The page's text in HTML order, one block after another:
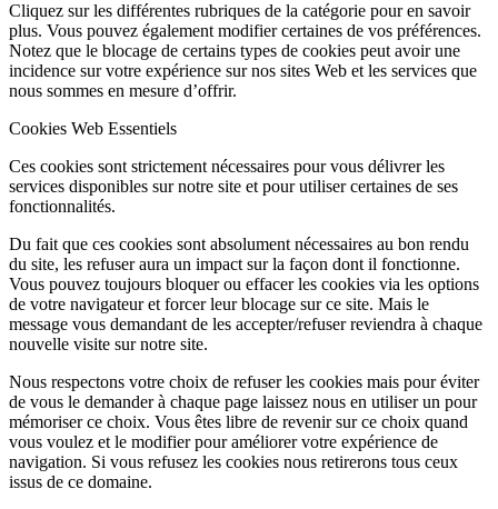
Cliquez sur les différentes rubriques de la catégorie pour en savoir
plus. Vous pouvez également modifier certaines de vos préférences.
Notez que le blocage de certains types de cookies peut avoir une
incidence sur votre expérience sur nos sites Web et les services que
nous sommes en mesure d’offrir.
Cookies Web Essentiels
Ces cookies sont strictement nécessaires pour vous délivrer les
services disponibles sur notre site et pour utiliser certaines de ses
fonctionnalités.
Du fait que ces cookies sont absolument nécessaires au bon rendu
du site, les refuser aura un impact sur la façon dont il fonctionne.
Vous pouvez toujours bloquer ou effacer les cookies via les options
de votre navigateur et forcer leur blocage sur ce site. Mais le
message vous demandant de les accepter/refuser reviendra à chaque
nouvelle visite sur notre site.
Nous respectons votre choix de refuser les cookies mais pour éviter
de vous le demander à chaque page laissez nous en utiliser un pour
mémoriser ce choix. Vous êtes libre de revenir sur ce choix quand
vous voulez et le modifier pour améliorer votre expérience de
navigation. Si vous refusez les cookies nous retirerons tous ceux
issus de ce domaine.